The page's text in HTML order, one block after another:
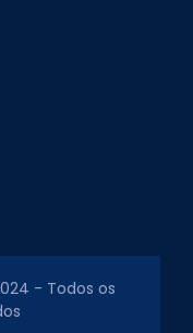
- Todos os